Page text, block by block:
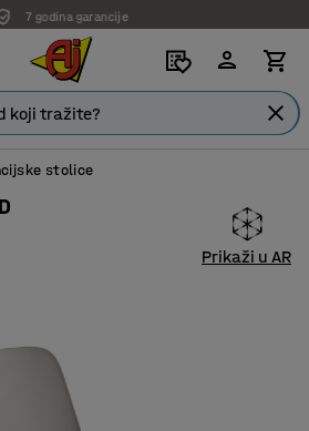
7 godina garancije
stolice
Prikaži u AR